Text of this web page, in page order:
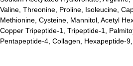
Valine, Threonine, Proline, Isoleucine,
Methionine, Cysteine, Mannitol, Acetyl
Copper Tripeptide-1, Tripeptide-1,
Pentapeptide-4, Collagen, Hexapeptide-
Доставка и оплата
Обмен и возврат
Публичная оферта
Бренды
Новинки
% SALE
и европейской косметики